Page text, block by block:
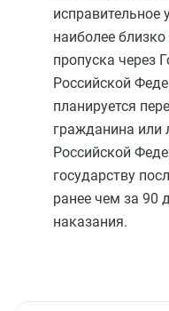
исправительное
наиболее
пропуска через
Российской
планируется
гражданина или
Российской
государству
ранее чем за 90
наказания.